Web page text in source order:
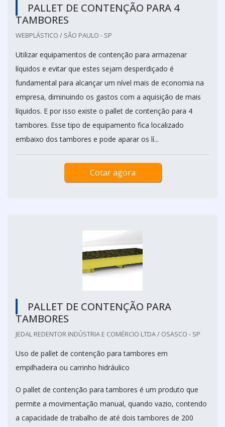
PALLET DE CONTENÇÃO PARA 4
TAMBORES
WEBPLÁSTICO / SÃO PAULO - SP
Utilizar equipamentos de contenção para armazenar
líquidos e evitar que estes sejam desperdiçado é
fundamental para alcançar um nível mais de economia na
empresa, diminuindo os gastos com a aquisição de mais
líquidos. E por isso existe o pallet de contenção para 4
tambores. Esse tipo de equipamento fica localizado
embaixo dos tambores e pode aparar os lí...
Cotar agora
PALLET DE CONTENÇÃO PARA
TAMBORES
JEDAL REDENTOR INDÚSTRIA E COMÉRCIO LTDA / OSASCO - SP
Uso de pallet de contenção para tambores em
empilhadeira ou carrinho hidráulico
O pallet de contenção para tambores é um produto que
permite a movimentação manual, quando vazio, contendo
a capacidade de trabalho de até dois tambores de 200